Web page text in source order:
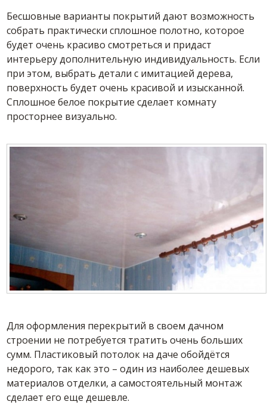
Бесшовные варианты покрытий дают возможность
собрать практически сплошное полотно, которое
будет очень красиво смотреться и придаст
интерьеру дополнительную индивидуальность. Если
при этом, выбрать детали с имитацией дерева,
поверхность будет очень красивой и изысканной.
Сплошное белое покрытие сделает комнату
просторнее визуально.
Для оформления перекрытий в своем дачном
строении не потребуется тратить очень больших
сумм. Пластиковый потолок на даче обойдётся
недорого, так как это – один из наиболее дешевых
материалов отделки, а самостоятельный монтаж
сделает его еще дешевле.